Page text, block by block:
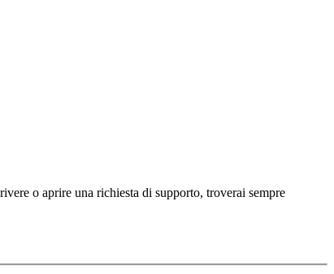
o aprire una richiesta di supporto, troverai sempre